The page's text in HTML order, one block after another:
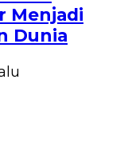
Menjadi
Dunia